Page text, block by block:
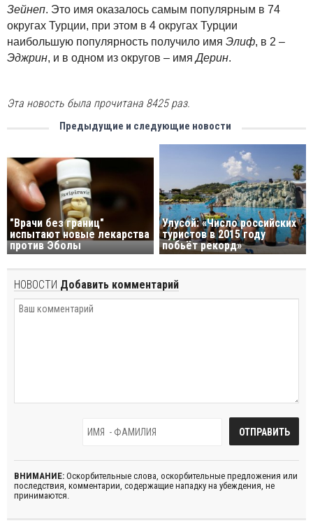
Зейнеп. Это имя оказалось самым популярным в 74
округах Турции, при этом в 4 округах Турции
наибольшую популярность получило имя Элиф, в 2 –
Эджрин, и в одном из округов – имяДерин.
Эта новость была прочитана 8425 раз.
Предыдущие и следующие новости
"Врачи без границ"
испытают новые лекарства
против Эболы
Улусой: «Число российских
туристов в 2015 году
побьёт рекорд»
НОВОСТИ Добавить комментарий
ВНИМАНИЕ: Оскорбительные слова, оскорбительные предложения или
последствия, комментарии, содержащие нападку на убеждения, не
принимаются.